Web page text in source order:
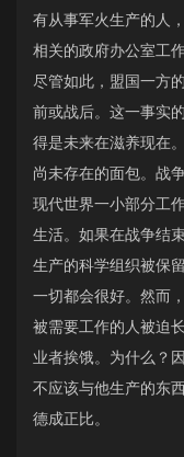
有从事军火生产的人
相关的政府办公室工
尽管如此，盟国一方
前或战后。这一事实
得是未来在滋养现在
尚未存在的面包。战
现代世界一小部分工
生活。如果在战争结
生产的科学组织被保
一切都会很好。然而
被需要工作的人被迫
业者挨饿。为什么？
不应该与他生产的东
德成正比。